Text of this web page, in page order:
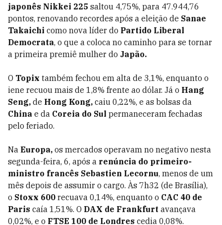
japonês Nikkei 225 saltou 4,75%, para 47.944,76
pontos, renovando recordes após a eleição de Sanae
Takaichi como nova líder do Partido Liberal
Democrata, o que a coloca no caminho para se tornar
a primeira premiê mulher do Japão.
O Topix também fechou em alta de 3,1%, enquanto o
iene recuou mais de 1,8% frente ao dólar. Já o Hang
Seng, de Hong Kong, caiu 0,22%, e as bolsas da
China e da Coreia do Sul permaneceram fechadas
pelo feriado.
Na Europa, os mercados operavam no negativo nesta
segunda-feira, 6, após a renúncia do primeiro-
ministro francês Sebastien Lecornu, menos de um
mês depois de assumir o cargo. Às 7h32 (de Brasília),
o Stoxx 600 recuava 0,14%, enquanto o CAC 40 de
Paris caía 1,51%. O DAX de Frankfurt avançava
0,02%, e o FTSE 100 de Londres cedia 0,08%.